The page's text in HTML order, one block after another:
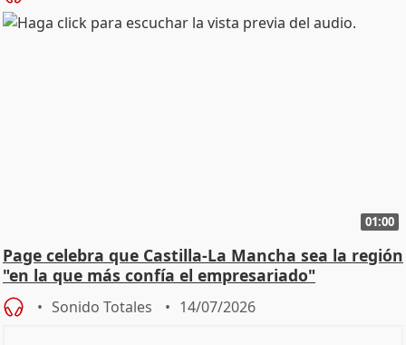
01:00
Page celebra que Castilla-La Mancha sea la región
"en la que más confía el empresariado"
Sonido Totales 14/07/2026